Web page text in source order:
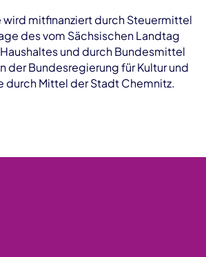
wird mitfinanziert durch Steuermittel
des vom Sächsischen Landtag
und durch Bundesmittel
der Bundesregierung für Kultur und
durch Mittel der Stadt Chemnitz.